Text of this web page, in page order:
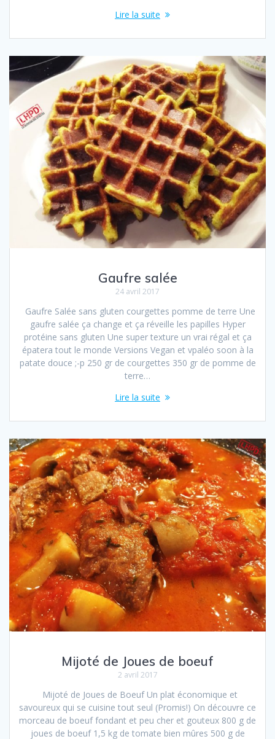
Lire la suite
Gaufre salée
24 avril 2017
Gaufre Salée sans gluten courgettes pomme de terre Une
gaufre salée ça change et ça réveille les papilles Hyper
protéine sans gluten Une super texture un vrai régal et ça
épatera tout le monde Versions Vegan et vpaléo soon à la
patate douce ;-p 250 gr de courgettes 350 gr de pomme de
terre…
Lire la suite
Mijoté de Joues de boeuf
2 avril 2017
Mijoté de Joues de Boeuf Un plat économique et
savoureux qui se cuisine tout seul (Promis!) On découvre ce
morceau de boeuf fondant et peu cher et gouteux 800 g de
joues de boeuf 1,5 kg de tomate bien mûres 500 g de